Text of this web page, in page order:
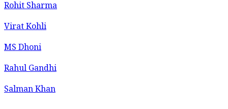
Rohit Sharma
Virat Kohli
MS Dhoni
Rahul Gandhi
Salman Khan